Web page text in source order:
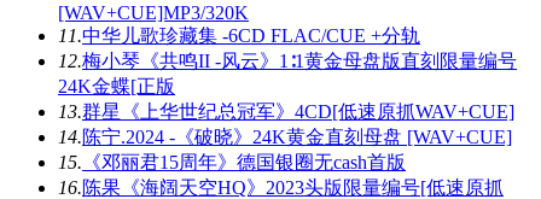
[WAV+CUE]MP3/320K
11.中华儿歌珍藏集 -6CD FLAC/CUE +分轨
12.梅小琴《共鸣II -风云》1∶1黄金母盘版直刻限量编号
24K金蝶[正版
13.群星《上华世纪总冠军》4CD[低速原抓WAV+CUE]
14.陈宁.2024 -《破晓》24K黄金直刻母盘 [WAV+CUE]
15. 《邓丽君15周年》德国银圈无cash首版
16.陈果《海阔天空HQ》2023头版限量编号[低速原抓